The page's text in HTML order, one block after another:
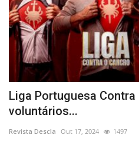
Cultura
Lazer
Ambiente
Liga Portuguesa
voluntários...
Revista Descla Out 17, 2024 1497